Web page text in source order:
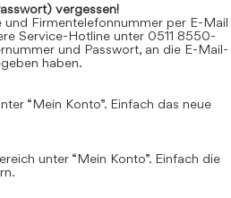
vergessen!
und Firmentelefonnummer per E-Mail
Service-Hotline unter 0511 8550-
und Passwort, an die E-Mail-
haben.
“Mein Konto”. Einfach das neue
unter “Mein Konto”. Einfach die